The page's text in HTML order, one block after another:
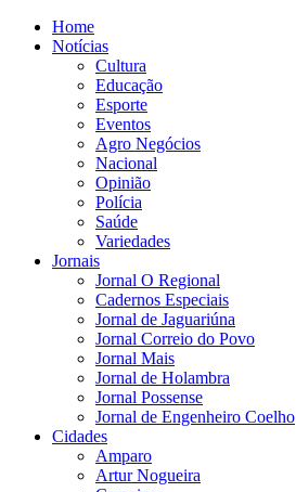
Home
Notícias
Cultura
Educação
Esporte
Eventos
Agro Negócios
Nacional
Opinião
Polícia
Saúde
Variedades
Jornais
Jornal O Regional
Cadernos Especiais
Jornal de Jaguariúna
Jornal Correio do Povo
Jornal Mais
Jornal de Holambra
Jornal Possense
Jornal de Engenheiro Coelho
Cidades
Amparo
Artur Nogueira